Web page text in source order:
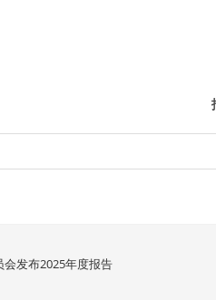
发布2025年度报告